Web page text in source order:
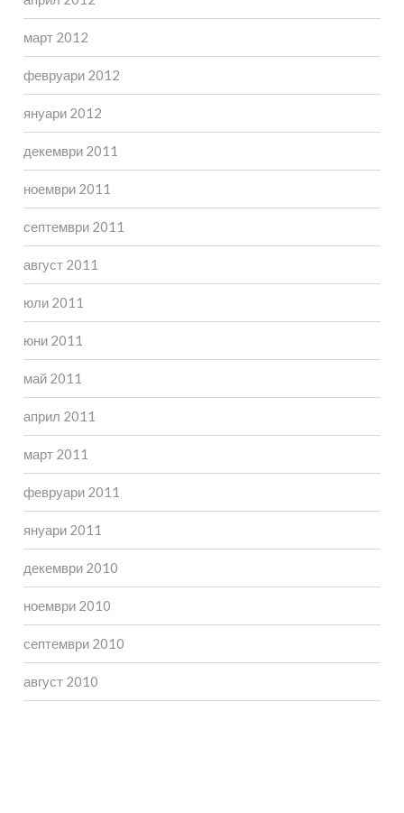
март 2012
февруари 2012
януари 2012
декември 2011
ноември 2011
септември 2011
август 2011
юли 2011
юни 2011
май 2011
април 2011
март 2011
февруари 2011
януари 2011
декември 2010
ноември 2010
септември 2010
август 2010